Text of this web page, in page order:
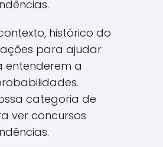
histórico do
para ajudar
a
categoria de
ver concursos